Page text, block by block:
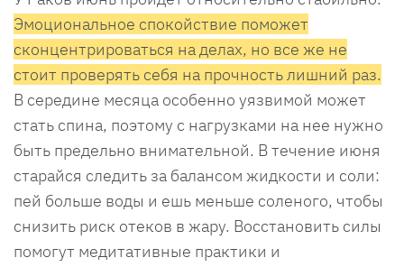
Эмоциональное спокойствие поможет
сконцентрироваться на делах, но все же не
стоит проверять себя на прочность лишний раз.
В середине месяца особенно уязвимой может
стать спина, поэтому с нагрузками на нее нужно
быть предельно внимательной. В течение июня
старайся следить за балансом жидкости и соли:
пей больше воды и ешь меньше соленого, чтобы
снизить риск отеков в жару. Восстановить силы
помогут медитативные практики и